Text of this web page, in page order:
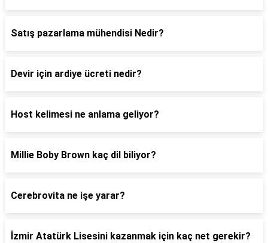
Satış pazarlama mühendisi Nedir?
Devir için ardiye ücreti nedir?
Host kelimesi ne anlama geliyor?
Millie Boby Brown kaç dil biliyor?
Cerebrovita ne işe yarar?
İzmir Atatürk Lisesini kazanmak için kaç net gerekir?